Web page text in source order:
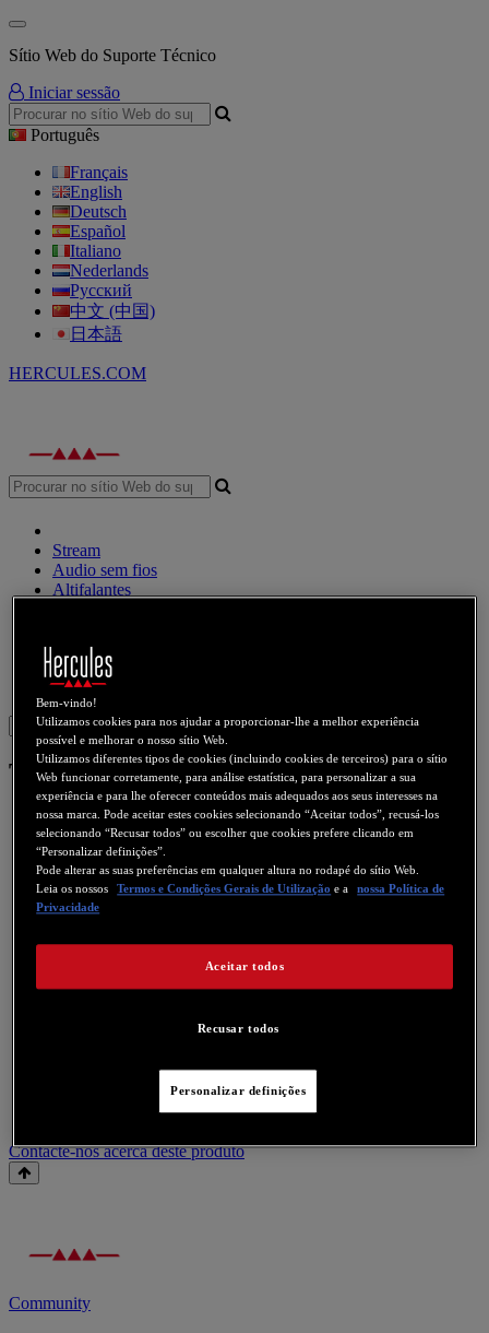
Sítio Web do Suporte Técnico
Iniciar sessão
Português
Français
English
Deutsch
Español
Italiano
Nederlands
Русский
中文 (中国)
日本語
HERCULES.COM
Stream
Audio sem fios
Altifalantes
Altifalantes DJ
Legado
Webcams
Sign in
Télécommande (Remote Wonder)
Contacte-nos acerca deste produto
Community
Bem-vindo!
Utilizamos cookies para nos ajudar a proporcionar-lhe a melhor experiência
possível e melhorar o nosso sítio Web.
Utilizamos diferentes tipos de cookies (incluindo cookies de terceiros) para o sítio
Web funcionar corretamente, para análise estatística, para personalizar a sua
experiência e para lhe oferecer conteúdos mais adequados aos seus interesses na
nossa marca. Pode aceitar estes cookies selecionando “Aceitar todos”, recusá-los
selecionando “Recusar todos” ou escolher que cookies prefere clicando em
“Personalizar definições”.
Pode alterar as suas preferências em qualquer altura no rodapé do sítio Web.
Leia os nossos
Termos e Condições Gerais de Utilização e a
nossa Política de
Privacidade
Recusar todos
Aceitar todos
Personalizar definições